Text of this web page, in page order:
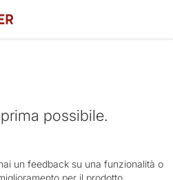
possibile.
un feedback su una funzionalità o
per il prodotto